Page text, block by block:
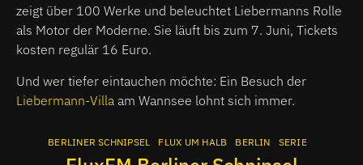
zeigt über 100 Werke und beleuchtet Liebermanns Rolle
als Motor der Moderne. Sie läuft bis zum 7. Juni, Tickets
kosten regulär 16 Euro.
Und wer tiefer eintauchen möchte: Ein Besuch der
Liebermann-Villa am Wannsee lohnt sich immer.
BERLINER SCHNIPSEL FLUX UM HALB BERLIN SERIE